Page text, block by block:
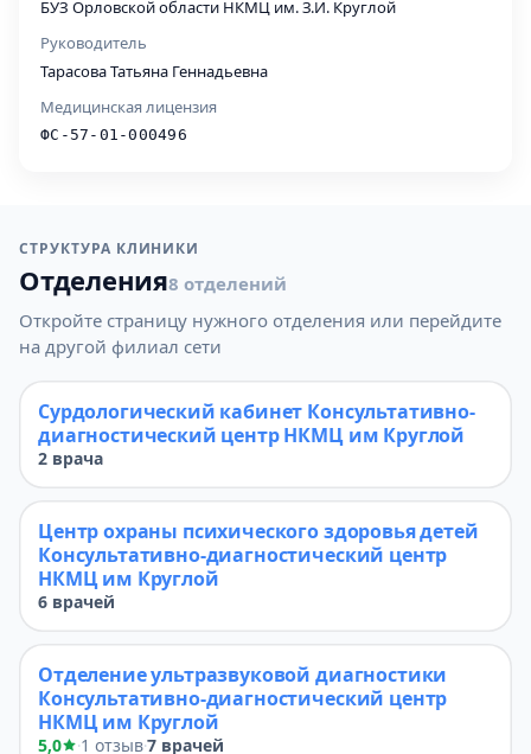
БУЗ Орловской области НКМЦ им. З.И. Круглой
Руководитель
Тарасова Татьяна Геннадьевна
Медицинская лицензия
ФС-57-01-000496
СТРУКТУРА КЛИНИКИ
Отделения8 отделений
Откройте страницу нужного отделения или перейдите
на другой филиал сети
Сурдологический кабинет Консультативно-
диагностический центр НКМЦ им Круглой
2 врача
Центр охраны психического здоровья детей
Консультативно-диагностический центр
НКМЦ им Круглой
6 врачей
Отделение ультразвуковой диагностики
Консультативно-диагностический центр
НКМЦ им Круглой
5,0 ·1 отзыв·7 врачей